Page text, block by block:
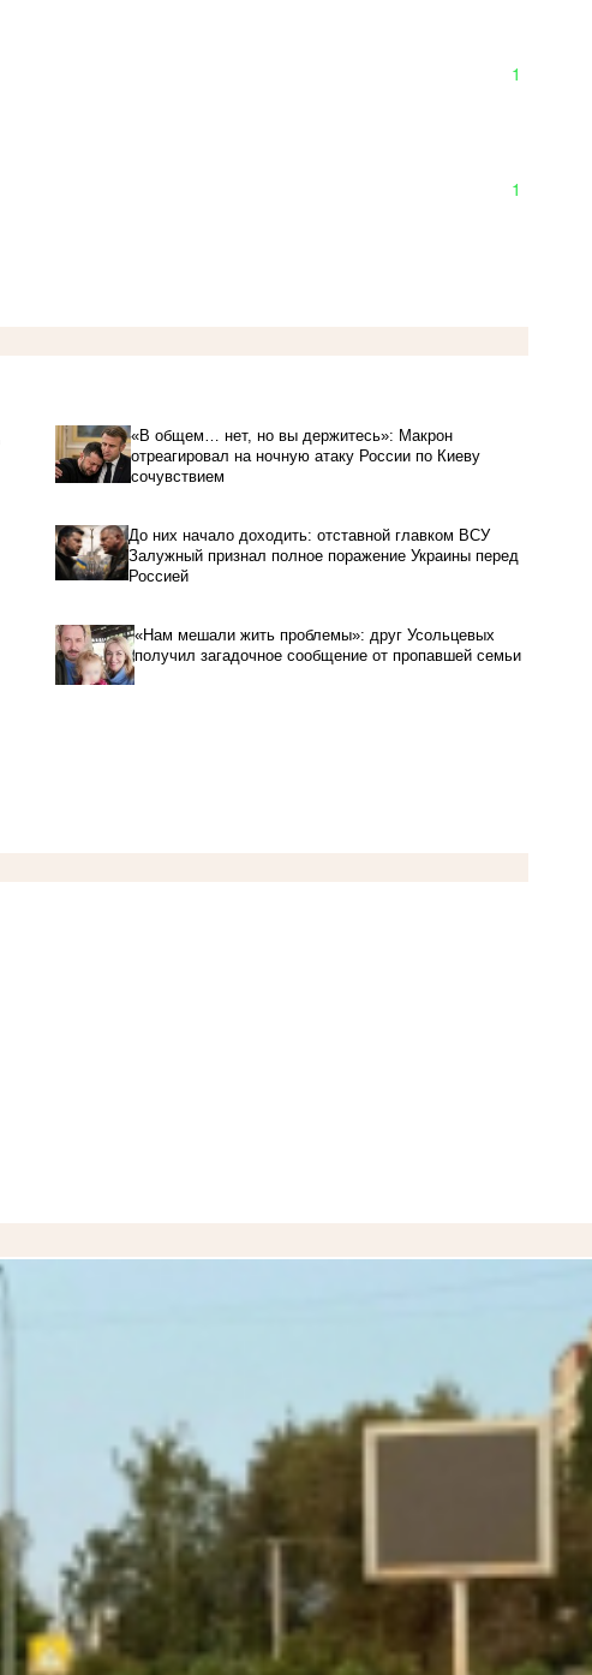
1
1
«В общем… нет, но вы держитесь»: Макрон
отреагировал на ночную атаку России по Киеву
сочувствием
До них начало доходить: отставной главком ВСУ
Залужный признал полное поражение Украины перед
Россией
«Нам мешали жить проблемы»: друг Усольцевых
получил загадочное сообщение от пропавшей семьи